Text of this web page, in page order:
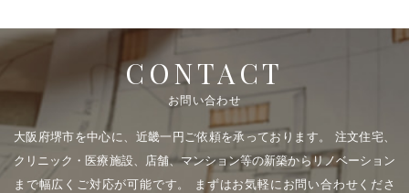
CONTACT
お問い合わせ
大阪府堺市を中心に、近畿一円ご依頼を承っております。
注文住宅、
クリニック・医療施設、店舗、マンション等の新築からリノベーション
まで幅広くご対応が可能です。
まずはお気軽にお問い合わせくださ